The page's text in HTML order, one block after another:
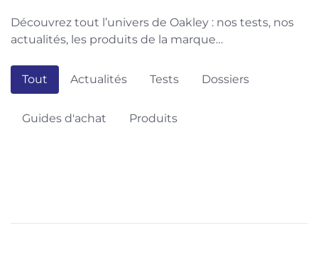
Découvrez tout l’univers de Oakley : nos tests, nos
actualités, les produits de la marque…
Tout Actualités Tests Dossiers
Guides d'achat Produits